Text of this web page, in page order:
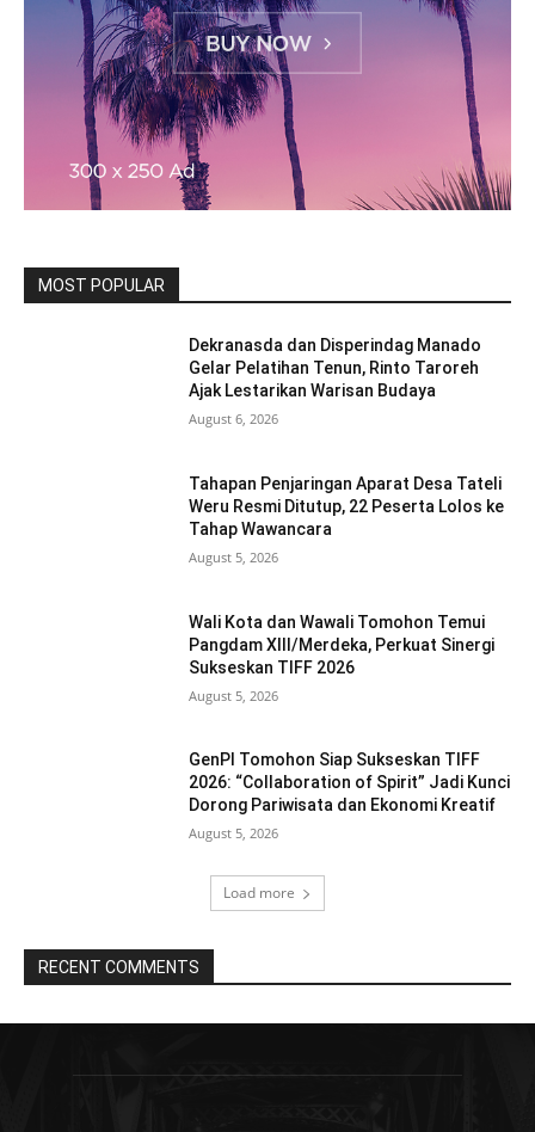
MOST POPULAR
Dekranasda dan Disperindag Manado
Gelar Pelatihan Tenun, Rinto Taroreh
Ajak Lestarikan Warisan Budaya
August 6, 2026
Tahapan Penjaringan Aparat Desa Tateli
Weru Resmi Ditutup, 22 Peserta Lolos ke
Tahap Wawancara
August 5, 2026
Wali Kota dan Wawali Tomohon Temui
Pangdam XIII/Merdeka, Perkuat Sinergi
Sukseskan TIFF 2026
August 5, 2026
GenPI Tomohon Siap Sukseskan TIFF
2026: “Collaboration of Spirit” Jadi Kunci
Dorong Pariwisata dan Ekonomi Kreatif
August 5, 2026
Load more
RECENT COMMENTS